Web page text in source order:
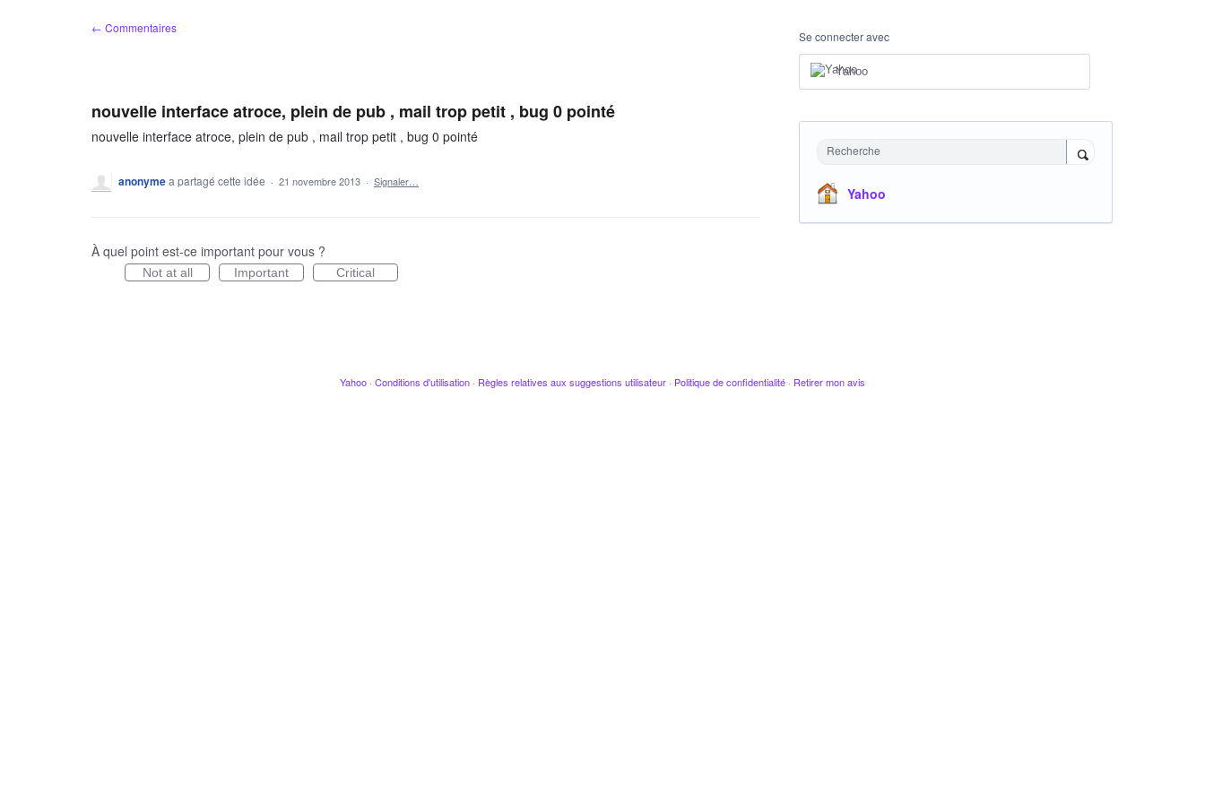
← Commentaires
nouvelle interface atroce, plein de pub , mail trop petit , bug 0 pointé
nouvelle interface atroce, plein de pub , mail trop petit , bug 0 pointé
anonymea partagé cette idée · 21 novembre 2013 · Signaler…
À quel point est-ce important pour vous ?
Not at all Important Critical
Se connecter avec
Yahoo
Recherche
Yahoo
Yahoo · Conditions d'utilisation · Règles relatives aux suggestions utilisateur · Politique de confidentialité · Retirer mon avis